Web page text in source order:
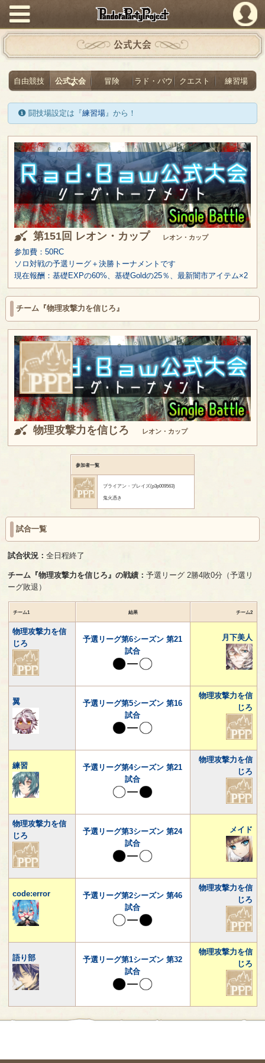
PandoraPartyProject
公式大会
自由競技 公式大会 冒険 ラド・バウ クエスト 練習場
闘技場設定は『練習場』から！
第151回 レオン・カップ レオン・カップ
参加費：50RC
ソロ対戦の予選リーグ＋決勝トーナメントです
現在報酬：基礎EXPの60%、基礎Goldの25％、最新闇市アイテム×2
チーム『物理攻撃力を信じろ』
物理攻撃力を信じろ レオン・カップ
参加者一覧
ブライアン・ブレイズ(p3p009563)
鬼火憑き
試合一覧
試合状況：全日程終了
チーム『物理攻撃力を信じろ』の戦績：予選リーグ 2勝4敗0分（予選リ
ーグ敗退）
チーム1 結果 チーム2
物理攻撃力を信
じろ
予選リーグ第6シーズン 第21
試合
月下美人
翼
予選リーグ第5シーズン 第16
試合
物理攻撃力を信
じろ
練習
予選リーグ第4シーズン 第21
試合
物理攻撃力を信
じろ
物理攻撃力を信
じろ
予選リーグ第3シーズン 第24
試合
メイド
code:error
予選リーグ第2シーズン 第46
試合
物理攻撃力を信
じろ
語り部
予選リーグ第1シーズン 第32
試合
物理攻撃力を信
じろ